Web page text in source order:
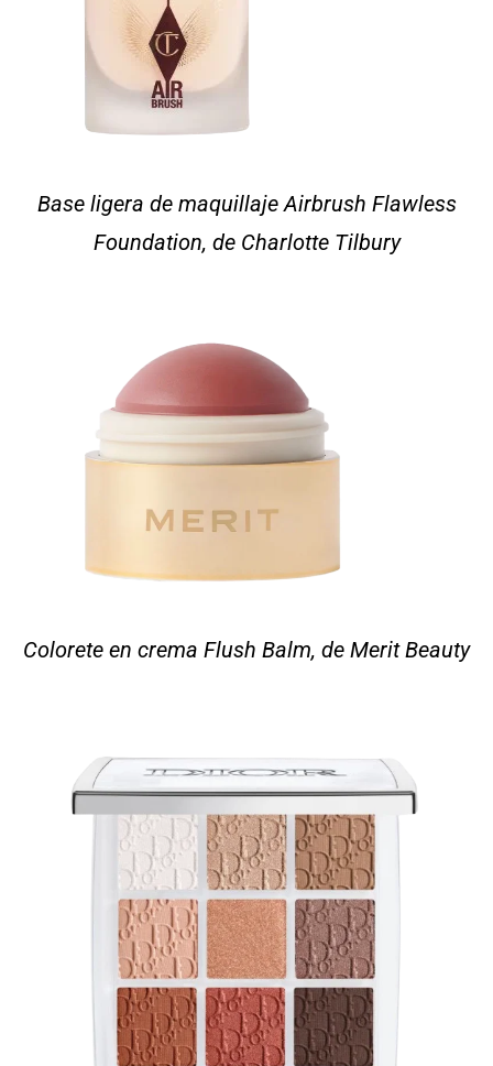
Base ligera de maquillaje Airbrush Flawless
Foundation, de Charlotte Tilbury
Colorete en crema Flush Balm, de Merit Beauty